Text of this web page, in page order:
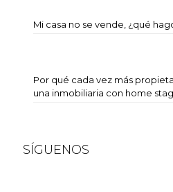
Mi casa no se vende, ¿qué
Por qué cada vez más
una inmobiliaria con home
SÍGUENOS